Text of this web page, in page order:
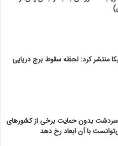
منتشر کرد: لحظه سقوط برج دریایی
سردشت بدون حمایت برخی از کشورهای
با آن ابعاد رخ دهد